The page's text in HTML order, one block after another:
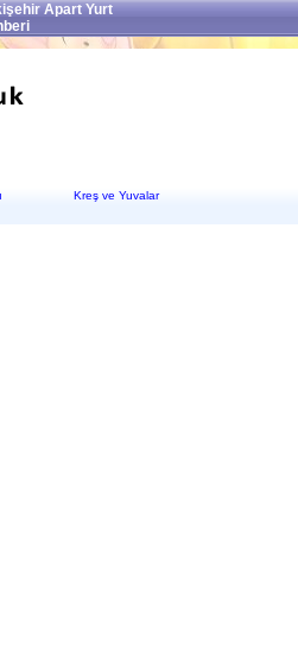
Apart Yurt
Kreş ve Yuvalar